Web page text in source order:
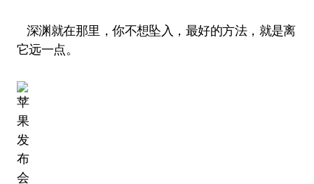
深渊就在那里，你不想坠入，最好的方法，就是离
它远一点。